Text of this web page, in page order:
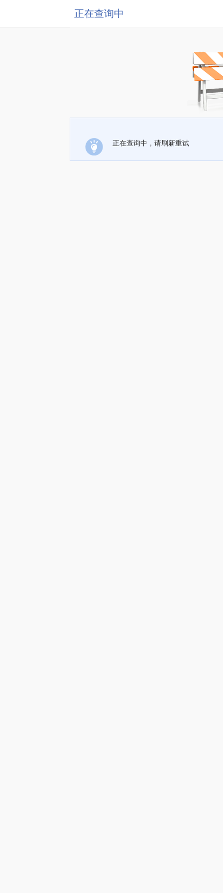
正在查询中
正在查询中，请刷新重试